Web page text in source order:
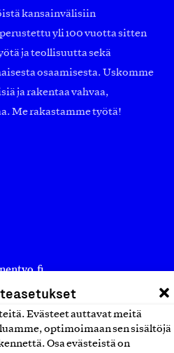
Evästeet auttavat meitä
optimoimaan sen sisältöjä
Osa evästeistä on
kansainvälisiin
yli 100 vuotta sitten
ja teollisuutta sekä
osaamisesta. Uskomme
ja rakentaa vahvaa,
Me rakastamme työtä!